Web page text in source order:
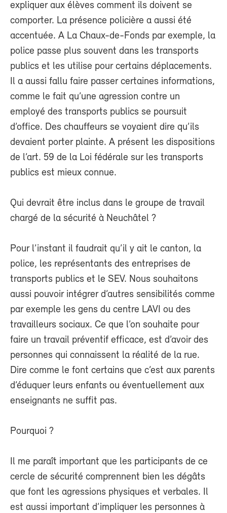
expliquer aux élèves comment ils doivent se
comporter. La présence policière a aussi été
accentuée. A La Chaux-de-Fonds par exemple, la
police passe plus souvent dans les transports
publics et les utilise pour certains déplacements.
Il a aussi fallu faire passer certaines informations,
comme le fait qu’une agression contre un
employé des transports publics se poursuit
d’office. Des chauffeurs se voyaient dire qu’ils
devaient porter plainte. A présent les dispositions
de l’art. 59 de la Loi fédérale sur les transports
publics est mieux connue.
Qui devrait être inclus dans le groupe de travail
chargé de la sécurité à Neuchâtel ?
Pour l’instant il faudrait qu’il y ait le canton, la
police, les représentants des entreprises de
transports publics et le SEV. Nous souhaitons
aussi pouvoir intégrer d’autres sensibilités comme
par exemple les gens du centre LAVI ou des
travailleurs sociaux. Ce que l’on souhaite pour
faire un travail préventif efficace, est d’avoir des
personnes qui connaissent la réalité de la rue.
Dire comme le font certains que c’est aux parents
d’éduquer leurs enfants ou éventuellement aux
enseignants ne suffit pas.
Pourquoi ?
Il me paraît important que les participants de ce
cercle de sécurité comprennent bien les dégâts
que font les agressions physiques et verbales. Il
est aussi important d’impliquer les personnes à